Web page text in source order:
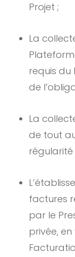
Projet ;
La
requis du
de
La
de tout
factures
par le
privée,